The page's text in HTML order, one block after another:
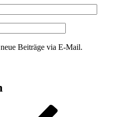
Beiträge via E-Mail.